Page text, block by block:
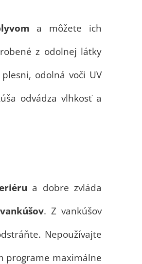
a môžete ich
z odolnej látky
odolná voči UV
odvádza vlhkosť a
a dobre zvláda
. Z vankúšov
Nepoužívajte
programe maximálne